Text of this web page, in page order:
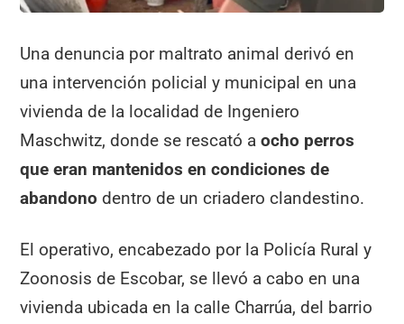
Una denuncia por maltrato animal derivó en
una intervención policial y municipal en una
vivienda de la localidad de Ingeniero
Maschwitz, donde se rescató aocho perros
que eran mantenidos en condiciones de
abandono dentro de un criadero clandestino.
El operativo, encabezado por la Policía Rural y
Zoonosis de Escobar, se llevó a cabo en una
vivienda ubicada en la calle Charrúa, del barrio